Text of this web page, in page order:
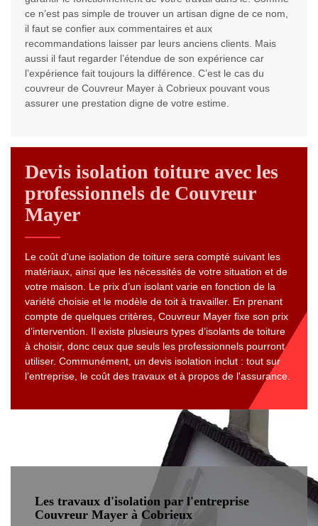
ce n’est pas simple de trouver un artisan digne de ce nom,
il faut se confier aux commentaires et aux
recommandations laisser par leurs anciens clients. Mais
aussi il faut regarder l’étendue de son expérience car
l’expérience fait toujours la différence. C’est le cas du
couvreur de Couvreur Mayer à Cobrieux pouvant vous
assurer une prestation digne de votre estime.
Devis isolation toiture avec les
professionnels de Couvreur
Mayer
Le coût d'une isolation de toiture sera compté suivant les
matériaux, ainsi que les nécessités de votre situation et de
votre maison. Le prix d’un isolant varie en fonction de la
variété choisie et le modèle de toit à travailler. En prenant
compte de quelques critères, Couvreur Mayer fixe son prix
d’intervention. Il existe plusieurs types d’isolants de toiture
à choisir, donc ceux que seuls les professionnels pourront
utiliser. Communément, un devis isolation inclut : tout sur
l’entreprise, le coût des travaux et à propos de l'assurance.
Les travaux d'isolation par l'entreprise
Couvreur Mayer à Cobrieux